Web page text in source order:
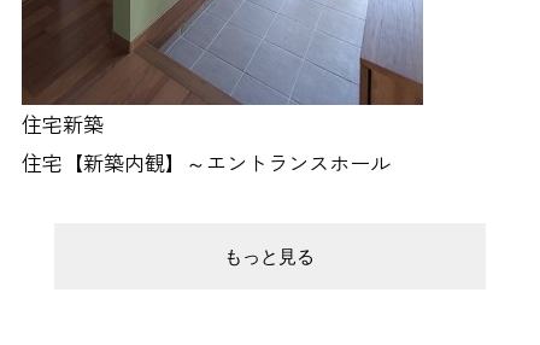
住宅新築
住宅【新築内観】～エントランスホール
もっと見る